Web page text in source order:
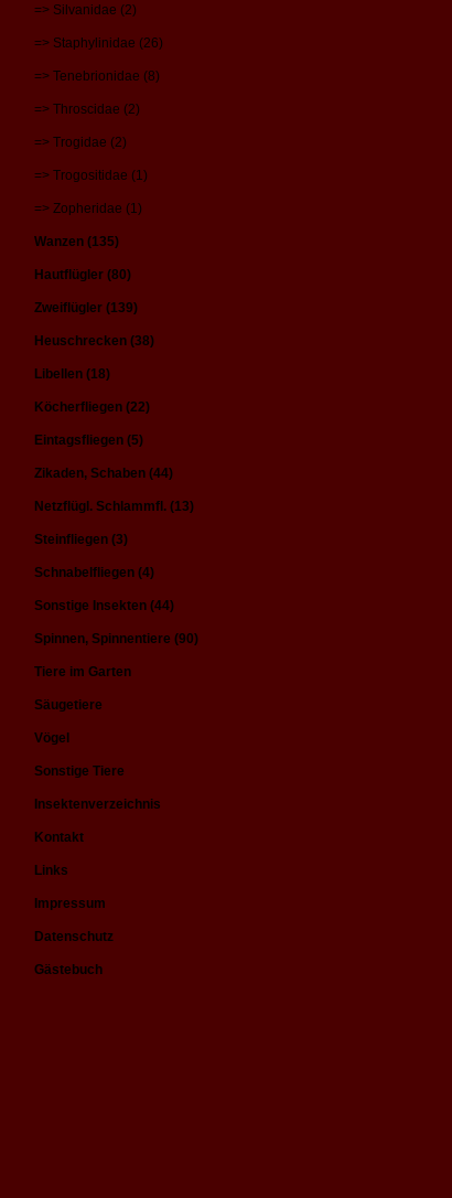
=> Silvanidae (2)
=> Staphylinidae (26)
=> Tenebrionidae (8)
=> Throscidae (2)
=> Trogidae (2)
=> Trogositidae (1)
=> Zopheridae (1)
Wanzen (135)
Hautflügler (80)
Zweiflügler (139)
Heuschrecken (38)
Libellen (18)
Köcherfliegen (22)
Eintagsfliegen (5)
Zikaden, Schaben (44)
Netzflügl. Schlammfl. (13)
Steinfliegen (3)
Schnabelfliegen (4)
Sonstige Insekten (44)
Spinnen, Spinnentiere (90)
Tiere im Garten
Säugetiere
Vögel
Sonstige Tiere
Insektenverzeichnis
Kontakt
Links
Impressum
Datenschutz
Gästebuch